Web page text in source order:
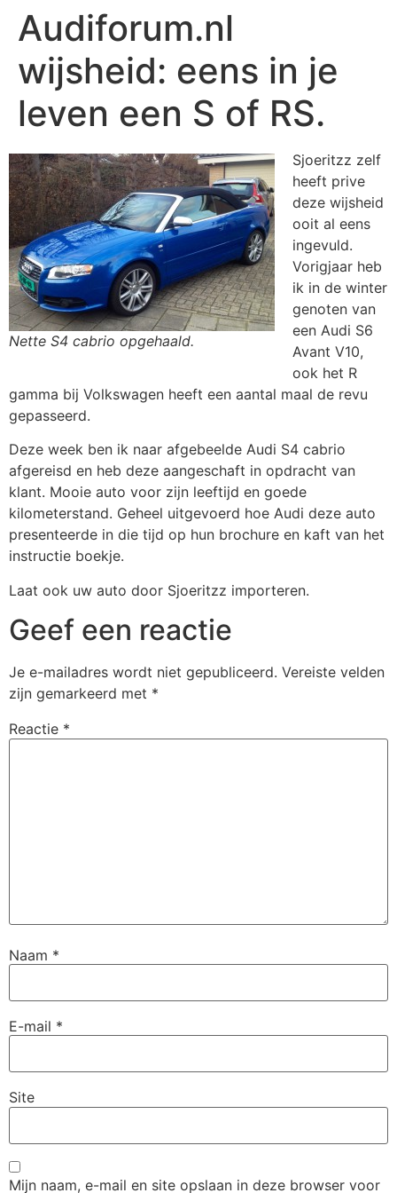
Audiforum.nl
wijsheid: eens in je
leven een S of RS.
Nette S4 cabrio opgehaald.
Sjoeritzz zelf
heeft prive
deze wijsheid
ooit al eens
ingevuld.
Vorigjaar heb
ik in de winter
genoten van
een Audi S6
Avant V10,
ook het R
gamma bij Volkswagen heeft een aantal maal de revu
gepasseerd.
Deze week ben ik naar afgebeelde Audi S4 cabrio
afgereisd en heb deze aangeschaft in opdracht van
klant. Mooie auto voor zijn leeftijd en goede
kilometerstand. Geheel uitgevoerd hoe Audi deze auto
presenteerde in die tijd op hun brochure en kaft van het
instructie boekje.
Laat ook uw auto door Sjoeritzz importeren.
Geef een reactie
Je e-mailadres wordt niet gepubliceerd. Vereiste velden
zijn gemarkeerd met *
Reactie *
Naam *
E-mail *
Site
Mijn naam, e-mail en site opslaan in deze browser voor